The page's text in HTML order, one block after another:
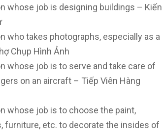
whose job is designing buildings – Kiến
who takes photographs, especially as a
Chụp Hình Ảnh
whose job is to serve and take care of
on an aircraft – Tiếp Viên Hàng
whose job is to choose the paint,
furniture, etc. to decorate the insides of